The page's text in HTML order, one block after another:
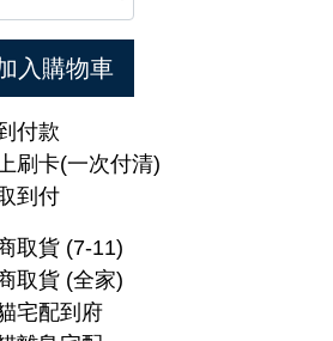
入購物車
付款
刷卡(一次付清)
到付
取貨 (7-11)
取貨 (全家)
宅配到府